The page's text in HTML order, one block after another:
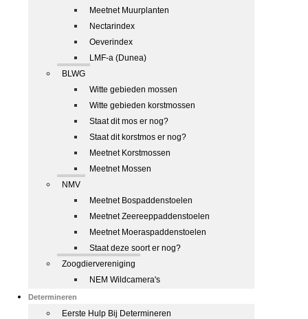
Meetnet Muurplanten
Nectarindex
Oeverindex
LMF-a (Dunea)
BLWG
Witte gebieden mossen
Witte gebieden korstmossen
Staat dit mos er nog?
Staat dit korstmos er nog?
Meetnet Korstmossen
Meetnet Mossen
NMV
Meetnet Bospaddenstoelen
Meetnet Zeereeppaddenstoelen
Meetnet Moeraspaddenstoelen
Staat deze soort er nog?
Zoogdiervereniging
NEM Wildcamera's
Determineren
Eerste Hulp Bij Determineren